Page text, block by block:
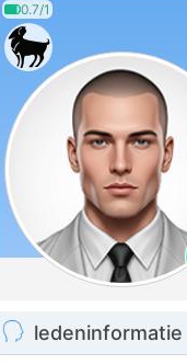
0.7/1
ledeninformatie